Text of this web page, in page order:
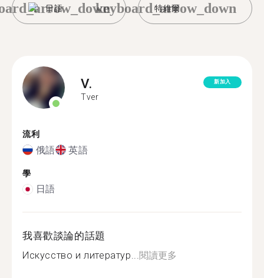
日語 特維爾
keyboard_arrow_down
V.
Tver
新加入
流利
俄語 英語
學
日語
我喜歡談論的話題
Искусство и литератур...閱讀更多